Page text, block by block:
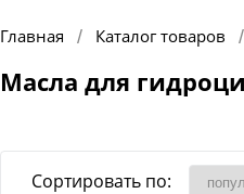
Главная / Каталог товаров /
Масла для
Сортировать по: